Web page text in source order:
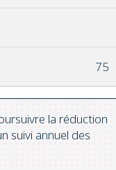
75
la réduction
suivi annuel des